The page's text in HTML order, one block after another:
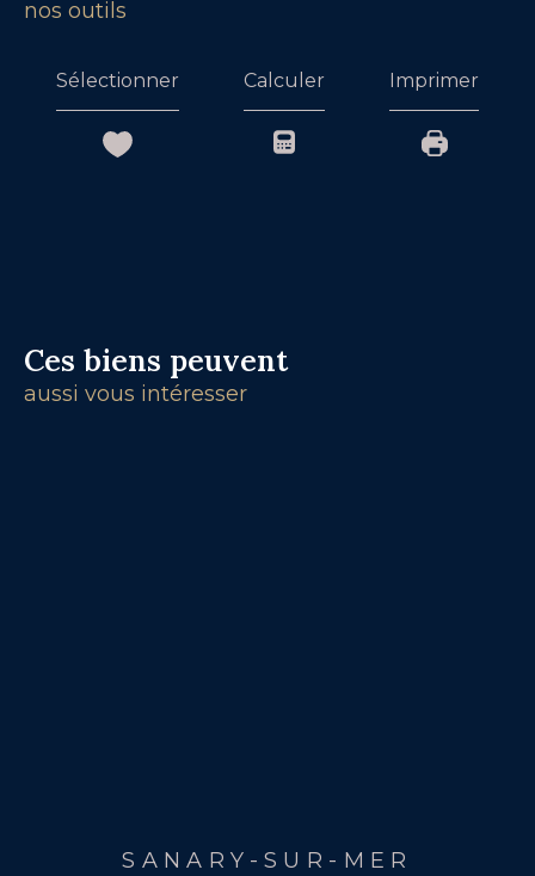
nos outils
Sélectionner Calculer Imprimer
Ces biens peuvent
aussi vous intéresser
SANARY-SUR-MER